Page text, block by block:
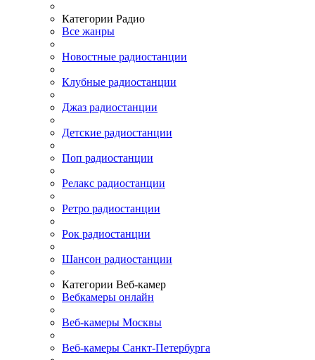
Категории Радио
Все жанры
Новостные радиостанции
Клубные радиостанции
Джаз радиостанции
Детские радиостанции
Поп радиостанции
Релакс радиостанции
Ретро радиостанции
Рок радиостанции
Шансон радиостанции
Категории Веб-камер
Вебкамеры онлайн
Веб-камеры Москвы
Веб-камеры Санкт-Петербурга